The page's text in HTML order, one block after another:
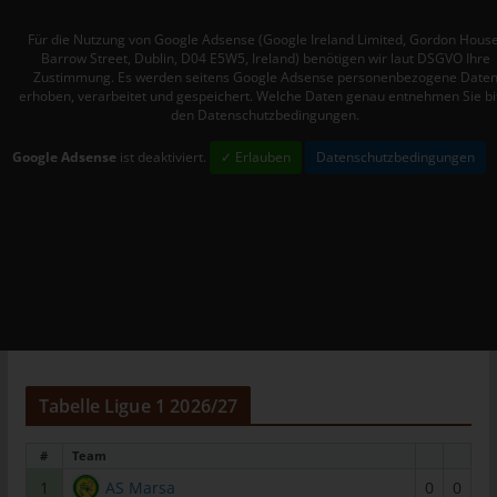
Für die Nutzung von Google Adsense (Google Ireland Limited, Gordon
Barrow Street, Dublin, D04 E5W5, Ireland) benötigen wir laut DSGVO Ihre
Zustimmung. Es werden seitens Google Adsense personenbezogene Daten
erhoben, verarbeitet und gespeichert. Welche Daten genau entnehmen Sie
den Datenschutzbedingungen.
Google Adsense ist deaktiviert. ✓ Erlauben Datenschutzbedingungen
Tabelle Ligue 1 2026/27
# Team
1 AS Marsa 0
0
h) Auftragsverarbeiter
Auftragsverarbeiter ist eine natürliche oder juristische Person,
Behörde, Einrichtung oder andere Stelle, die personenbezogene
i) Empfänger
möglicherweise personenbezogene Daten erhalten, gelten
j) Dritter